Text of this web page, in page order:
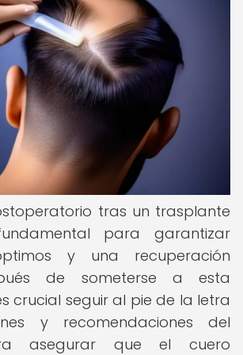
tras un trasplante
para garantizar
y una recuperación
de someterse a esta
crucial seguir al pie de la letra
y recomendaciones del
asegurar que el cuero